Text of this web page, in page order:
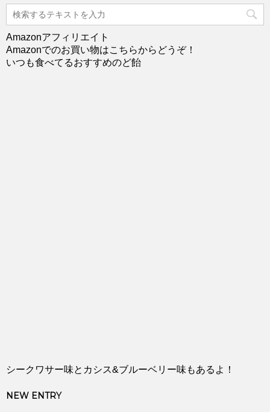
Amazonアフィリエイト
Amazonでのお買い物はこちらからどうぞ！
いつも食べてるおすすめのど飴
シークワサー味とカシス&ブルーベリー味もあるよ！
NEW ENTRY